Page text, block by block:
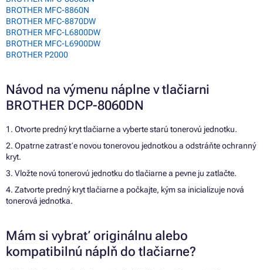
BROTHER MFC-8860N
BROTHER MFC-8870DW
BROTHER MFC-L6800DW
BROTHER MFC-L6900DW
BROTHER P2000
Návod na výmenu náplne v tlačiarni
BROTHER DCP-8060DN
1. Otvorte predný kryt tlačiarne a vyberte starú tonerovú jednotku.
2. Opatrne zatrasťe novou tonerovou jednotkou a odstráňte ochranný
kryt.
3. Vložte novú tonerovú jednotku do tlačiarne a pevne ju zatlačte.
4. Zatvorte predný kryt tlačiarne a počkajte, kým sa inicializuje nová
tonerová jednotka.
Mám si vybrať originálnu alebo
kompatibilnú náplň do tlačiarne?